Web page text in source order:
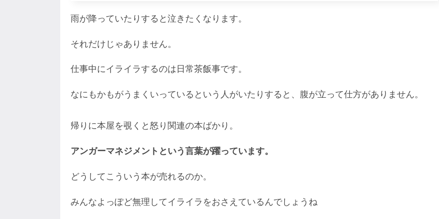
雨が降っていたりすると泣きたくなります。
それだけじゃありません。
仕事中にイライラするのは日常茶飯事です。
なにもかもがうまくいっているという人がいたりすると、腹が立って仕方がありません。
帰りに本屋を覗くと怒り関連の本ばかり。
アンガーマネジメントという言葉が躍っています。
どうしてこういう本が売れるのか。
みんなよっぽど無理してイライラをおさえているんでしょうね